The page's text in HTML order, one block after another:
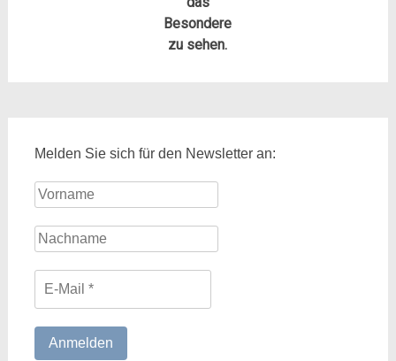
Besondere
zu sehen.
Melden Sie sich für den Newsletter an: